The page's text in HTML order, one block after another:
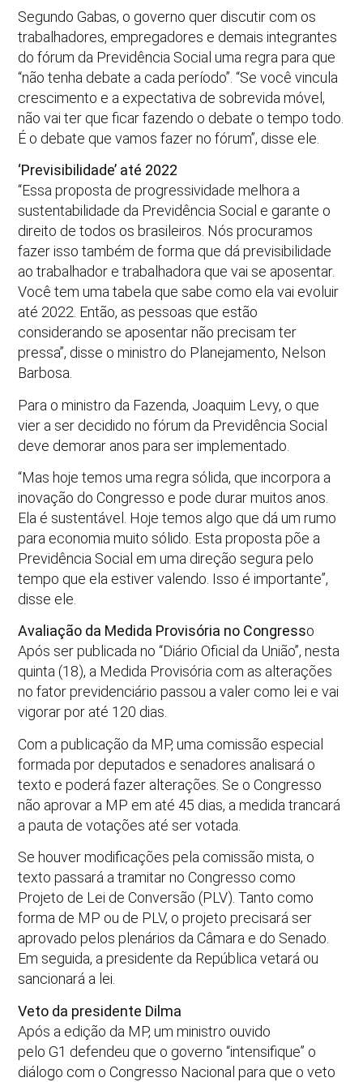
Segundo Gabas, o governo quer discutir com os
trabalhadores, empregadores e demais integrantes
do fórum da Previdência Social uma regra para que
“não tenha debate a cada período”. “Se você vincula
crescimento e a expectativa de sobrevida móvel,
não vai ter que ficar fazendo o debate o tempo todo.
É o debate que vamos fazer no fórum”, disse ele.
‘Previsibilidade’ até 2022
“Essa proposta de progressividade melhora a
sustentabilidade da Previdência Social e garante o
direito de todos os brasileiros. Nós procuramos
fazer isso também de forma que dá previsibilidade
ao trabalhador e trabalhadora que vai se aposentar.
Você tem uma tabela que sabe como ela vai evoluir
até 2022. Então, as pessoas que estão
considerando se aposentar não precisam ter
pressa”, disse o ministro do Planejamento, Nelson
Barbosa.
Para o ministro da Fazenda, Joaquim Levy, o que
vier a ser decidido no fórum da Previdência Social
deve demorar anos para ser implementado.
“Mas hoje temos uma regra sólida, que incorpora a
inovação do Congresso e pode durar muitos anos.
Ela é sustentável. Hoje temos algo que dá um rumo
para economia muito sólido. Esta proposta põe a
Previdência Social em uma direção segura pelo
tempo que ela estiver valendo. Isso é importante”,
disse ele.
Avaliação da Medida Provisória no Congresso
Após ser publicada no “Diário Oficial da União”, nesta
quinta (18), a Medida Provisória com as alterações
no fator previdenciário passou a valer como lei e vai
vigorar por até 120 dias.
Com a publicação da MP, uma comissão especial
formada por deputados e senadores analisará o
texto e poderá fazer alterações. Se o Congresso
não aprovar a MP em até 45 dias, a medida trancará
a pauta de votações até ser votada.
Se houver modificações pela comissão mista, o
texto passará a tramitar no Congresso como
Projeto de Lei de Conversão (PLV). Tanto como
forma de MP ou de PLV, o projeto precisará ser
aprovado pelos plenários da Câmara e do Senado.
Em seguida, a presidente da República vetará ou
sancionará a lei.
Veto da presidente Dilma
Após a edição da MP, um ministro ouvido
pelo G1 defendeu que o governo “intensifique” o
diálogo com o Congresso Nacional para que o veto